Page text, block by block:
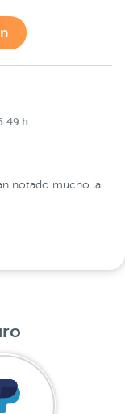
h
notado mucho la